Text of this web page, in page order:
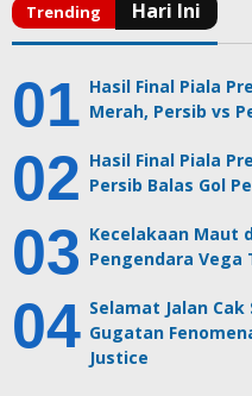
Hasil Final Piala
Merah, Persib vs
Hasil Final Piala
Persib Balas Gol
Kecelakaan Maut
Pengendara
Selamat Jalan
Gugatan
Justice